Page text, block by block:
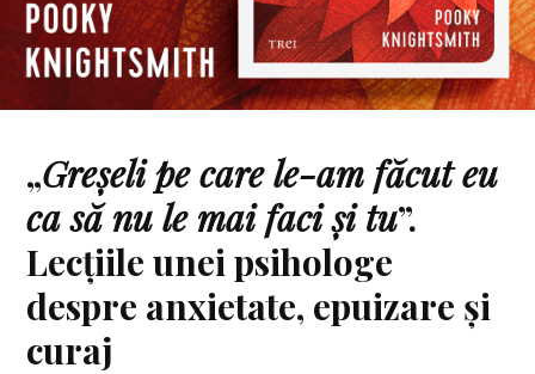
„Greșeli pe care le-am făcut eu
ca să nu le mai faci și tu”.
Lecțiile unei psihologe
despre anxietate, epuizare și
curaj